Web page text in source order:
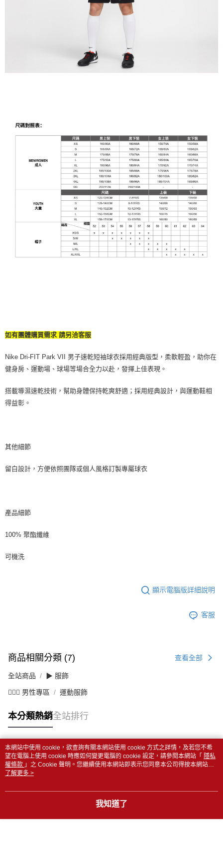
如有團體購買需求 請另洽客服
Nike Dri-FIT Park VII 男子速乾短袖球衣採用經典版型，柔軟輕盈，助你在
健身房、運動場、球場等場合全力以赴，發揮上佳表現。
搭載導濕速乾技術，幫助身體保持乾爽舒適；採用經典設計，與運動鞋相
得益彰。
其他細節
留白設計，方便依照團隊或個人風格訂製專屬球衣
產品細節
100% 聚酯纖維
可機洗
顯示電腦版詳細說明
客服
商品相關分類 (7) 查看全部
全站商品 ▶ 服飾
💁🏻‍♂️ 男性專區 運動服飾
本分類熱銷全站排行
熱門標籤
本網站中使用 cookie，欲查詢有關本網站使用 cookie 方式之詳情，及若您不希
望在電腦上使用 cookie 時應如何變更電腦的 cookie 設定，請參閱本網站「 隱私
權條款 」之 Cookie 聲明。您繼續使用本網站即表示您同意本公司得按本網站使
用條款之 Cookie 聲明使用 cookie。
了解更多 >
我知道了